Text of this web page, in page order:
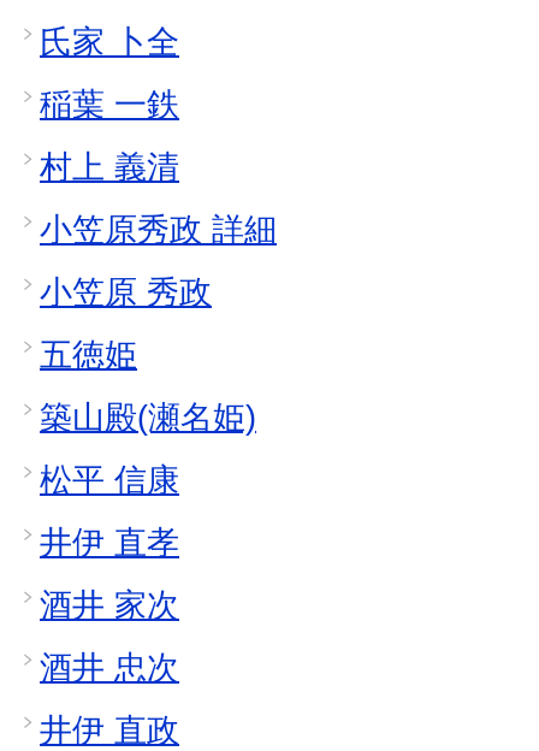
氏家 卜全
稲葉 一鉄
村上 義清
小笠原秀政 詳細
小笠原 秀政
五徳姫
築山殿(瀬名姫)
松平 信康
井伊 直孝
酒井 家次
酒井 忠次
井伊 直政